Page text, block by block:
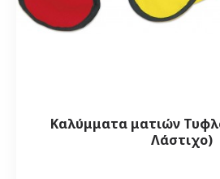
Καλύμματα ματιών
Λάστιχο)